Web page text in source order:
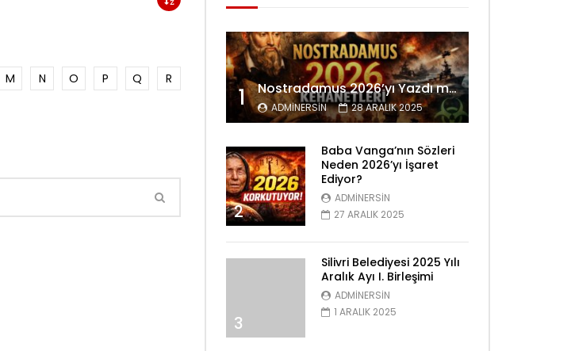
M N O P Q
R
1 Nostradamus 2026’yı Yazdı mı? Tüyler Ürperten Kehanetler
ADMINERSIN 28 ARALIK 2025
2
Baba Vanga’nın Sözleri
Neden 2026’yı İşaret
Ediyor?
ADMINERSIN
27 ARALIK 2025
3
Silivri Belediyesi 2025 Yılı
Aralık Ayı I. Birleşimi
ADMINERSIN
1 ARALIK 2025